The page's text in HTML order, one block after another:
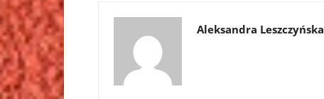
Aleksandra Leszczyńska